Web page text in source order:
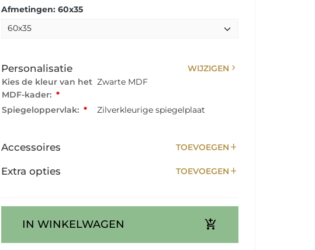
Afmetingen: 60x35
Personalisatie WIJZIGEN chevron_right
Kies de kleur van het
MDF-kader: *
Zwarte MDF
Spiegeloppervlak: * Zilverkleurige spiegelplaat
Accessoires TOEVOEGEN add
Extra opties TOEVOEGEN add
IN WINKELWAGEN add_shopping_cart